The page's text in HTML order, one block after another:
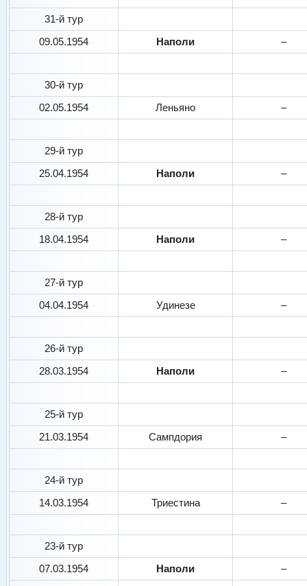
31-й тур
09.05.1954
Наполи –
30-й тур
02.05.1954
Леньяно –
29-й тур
25.04.1954
Наполи –
28-й тур
18.04.1954
Наполи –
27-й тур
04.04.1954
Удинезе –
26-й тур
28.03.1954
Наполи –
25-й тур
21.03.1954
Сампдория –
24-й тур
14.03.1954
Триестина –
23-й тур
07.03.1954
Наполи –